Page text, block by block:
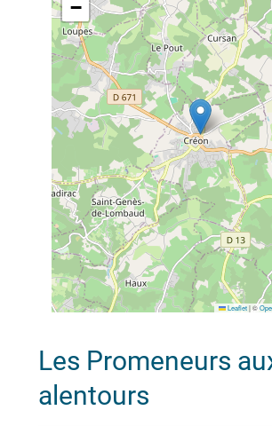
−
Leaflet |©
Les Promeneurs
alentours